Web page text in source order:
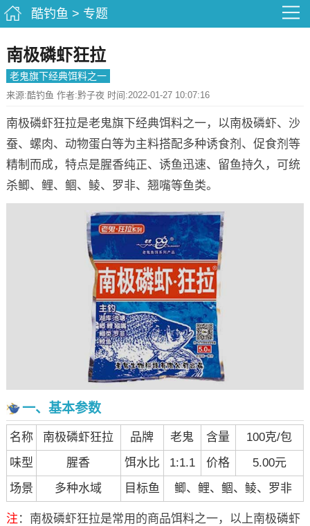
酷钓鱼 > 专题
南极磷虾狂拉
老鬼旗下经典饵料之一
来源:酷钓鱼 作者:黔子夜 时间:2022-01-27 10:07:16
南极磷虾狂拉是老鬼旗下经典饵料之一，以南极磷虾、沙
蚕、螺肉、动物蛋白等为主料搭配多种诱食剂、促食剂等
精制而成，特点是腥香纯正、诱鱼迅速、留鱼持久，可统
杀鲫、鲤、鲴、鲮、罗非、翘嘴等鱼类。
一、基本参数
名称 南极磷虾狂拉 品牌 老鬼 含量
100克/包
味型
腥香 饵水比 1:1.1 价格
5.00元
场景
多种水域 目标鱼 鲫、鲤、鲴、鲮、罗非
注 ：南极磷虾狂拉是常用的商品饵料之一，以上南极磷虾